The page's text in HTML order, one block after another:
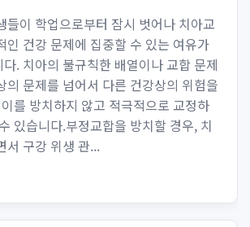
들이 학업으로부터 잠시 벗어나 치아교
인 건강 문제에 집중할 수 있는 여유가
. 치아의 불규칙한 배열이나 교합 문제
의 문제를 넘어서 다른 건강상의 위험을
를 방치하지 않고 적극적으로 교정하
있습니다.부정교합을 방치할 경우, 치
서 구강 위생 관...